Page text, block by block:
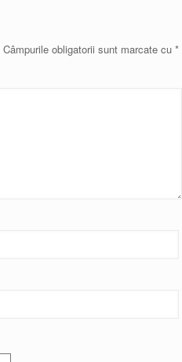
Câmpurile obligatorii sunt marcate cu *